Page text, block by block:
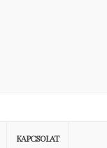
KAPCSOLAT